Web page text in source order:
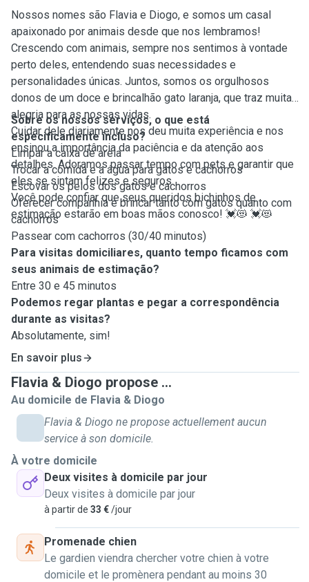
Nossos nomes são Flavia e Diogo, e somos um casal
apaixonado por animais desde que nos lembramos!
Crescendo com animais, sempre nos sentimos à vontade
perto deles, entendendo suas necessidades e
personalidades únicas. Juntos, somos os orgulhosos
donos de um doce e brincalhão gato laranja, que traz muita
alegria para as nossas vidas.
Cuidar dele diariamente nos deu muita experiência e nos
ensinou a importância da paciência e da atenção aos
detalhes. Adoramos passar tempo com pets e garantir que
eles se sintam felizes e seguros.
Você pode confiar que seus queridos bichinhos de
estimação estarão em boas mãos conosco! 💓😻 💓😻
Sobre os nossos serviços, o que está
especificamente incluso?
Limpar a caixa de areia
Trocar a comida e a água para gatos e cachorros
Escovar os pelos dos gatos e cachorros
Oferecer companhia e brincar tanto com gatos quanto com
cachorros
Passear com cachorros (30/40 minutos)
Para visitas domiciliares, quanto tempo ficamos com
seus animais de estimação?
Entre 30 e 45 minutos
Podemos regar plantas e pegar a correspondência
durante as visitas?
Absolutamente, sim!
En savoir plus
Flavia & Diogo propose ...
Au domicile de Flavia & Diogo
Flavia & Diogo ne propose actuellement aucun
service à son domicile.
À votre domicile
Deux visites à domicile par jour
Deux visites à domicile par jour
à partir de 33 €/jour
Promenade chien
Le gardien viendra chercher votre chien à votre
domicile et le promènera pendant au moins 30